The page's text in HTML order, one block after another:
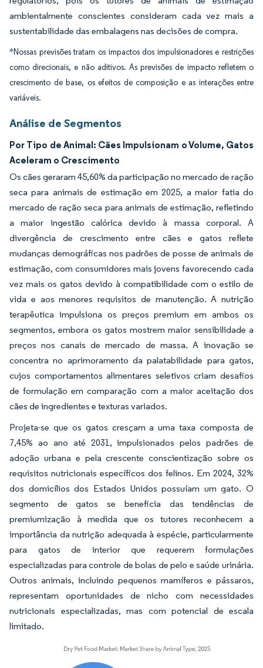
ambientalmente conscientes consideram cada vez mais a
sustentabilidade das embalagens nas decisões de compra.
*Nossas previsões tratam os impactos dos impulsionadores e restrições
como direcionais, e não aditivos. As previsões de impacto refletem o
crescimento de base, os efeitos de composição e as interações entre
variáveis.
Análise de Segmentos
Por Tipo de Animal: Cães Impulsionam o Volume, Gatos
Aceleram o Crescimento
Os cães geraram 45,60% da participação no mercado de ração
seca para animais de estimação em 2025, a maior fatia do
mercado de ração seca para animais de estimação, refletindo
a maior ingestão calórica devido à massa corporal. A
divergência de crescimento entre cães e gatos reflete
mudanças demográficas nos padrões de posse de animais de
estimação, com consumidores mais jovens favorecendo cada
vez mais os gatos devido à compatibilidade com o estilo de
vida e aos menores requisitos de manutenção. A nutrição
terapêutica impulsiona os preços premium em ambos os
segmentos, embora os gatos mostrem maior sensibilidade a
preços nos canais de mercado de massa. A inovação se
concentra no aprimoramento da palatabilidade para gatos,
cujos comportamentos alimentares seletivos criam desafios
de formulação em comparação com a maior aceitação dos
cães de ingredientes e texturas variados.
Projeta-se que os gatos cresçam a uma taxa composta de
7,45% ao ano até 2031, impulsionados pelos padrões de
adoção urbana e pela crescente conscientização sobre os
requisitos nutricionais específicos dos felinos. Em 2024, 32%
dos domicílios dos Estados Unidos possuíam um gato. O
segmento de gatos se beneficia das tendências de
premiumização à medida que os tutores reconhecem a
importância da nutrição adequada à espécie, particularmente
para gatos de interior que requerem formulações
especializadas para controle de bolas de pelo e saúde urinária.
Outros animais, incluindo pequenos mamíferos e pássaros,
representam oportunidades de nicho com necessidades
nutricionais especializadas, mas com potencial de escala
limitado.